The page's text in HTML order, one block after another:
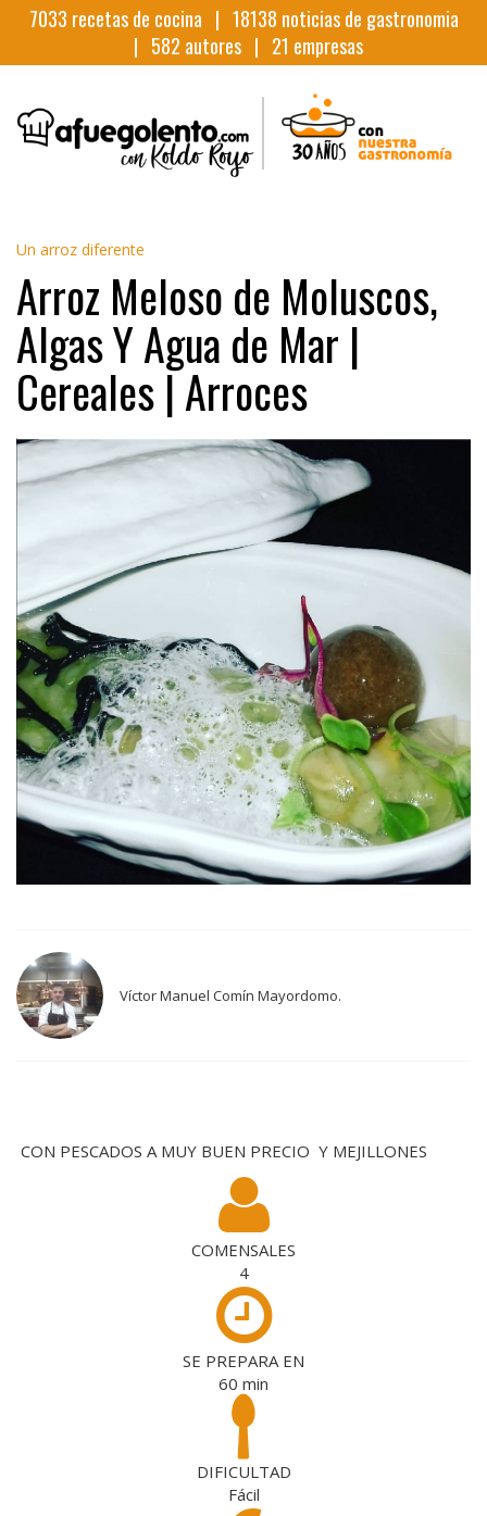
7033 recetas de cocina | 18138 noticias de gastronomia
| 582 autores | 21 empresas
Un arroz diferente
Arroz Meloso de Moluscos,
Algas Y Agua de Mar |
Cereales | Arroces
Víctor Manuel Comín Mayordomo.
CON PESCADOS A MUY BUEN PRECIO Y MEJILLONES
COMENSALES
4
SE PREPARA EN
60 min
DIFICULTAD
Fácil